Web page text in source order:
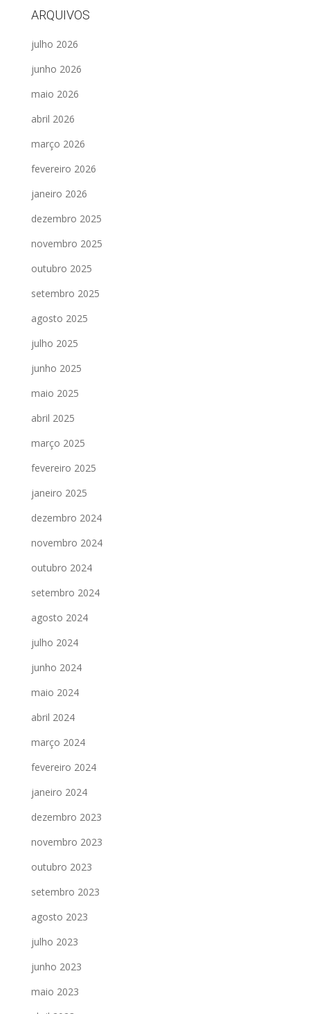
ARQUIVOS
julho 2026
junho 2026
maio 2026
abril 2026
março 2026
fevereiro 2026
janeiro 2026
dezembro 2025
novembro 2025
outubro 2025
setembro 2025
agosto 2025
julho 2025
junho 2025
maio 2025
abril 2025
março 2025
fevereiro 2025
janeiro 2025
dezembro 2024
novembro 2024
outubro 2024
setembro 2024
agosto 2024
julho 2024
junho 2024
maio 2024
abril 2024
março 2024
fevereiro 2024
janeiro 2024
dezembro 2023
novembro 2023
outubro 2023
setembro 2023
agosto 2023
julho 2023
junho 2023
maio 2023